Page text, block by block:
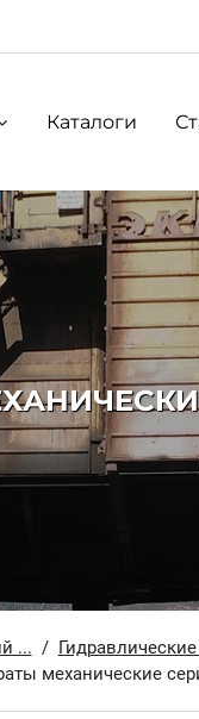
Каталоги
...
механические